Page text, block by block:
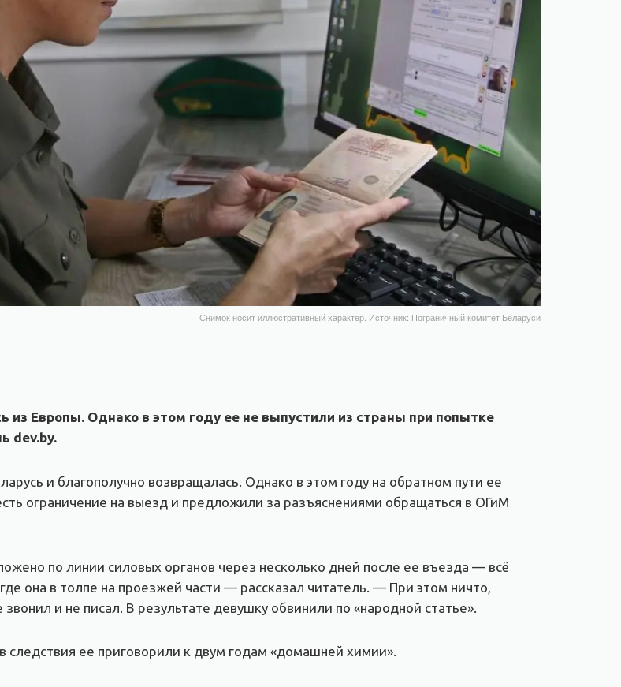
Снимок носит иллюстративный характер. Источник: Пограничный комитет Беларуси
из Европы. Однако в этом году ее не выпустили из страны при попытке
dev.by.
и благополучно возвращалась. Однако в этом году на обратном пути ее
ограничение на выезд и предложили за разъяснениями обращаться в ОГиМ
по линии силовых органов через несколько дней после ее въезда — всё
она в толпе на проезжей части — рассказал читатель. — При этом ничто,
и не писал. В результатe девушку обвинили по «народной статье».
следствия ее приговорили к двум годам «домашней химии».